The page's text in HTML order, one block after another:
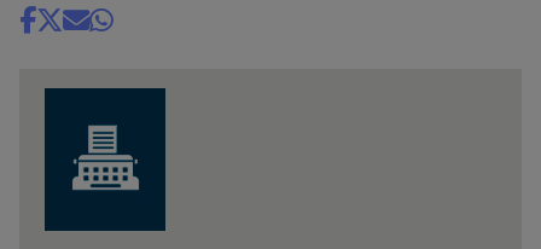
Share